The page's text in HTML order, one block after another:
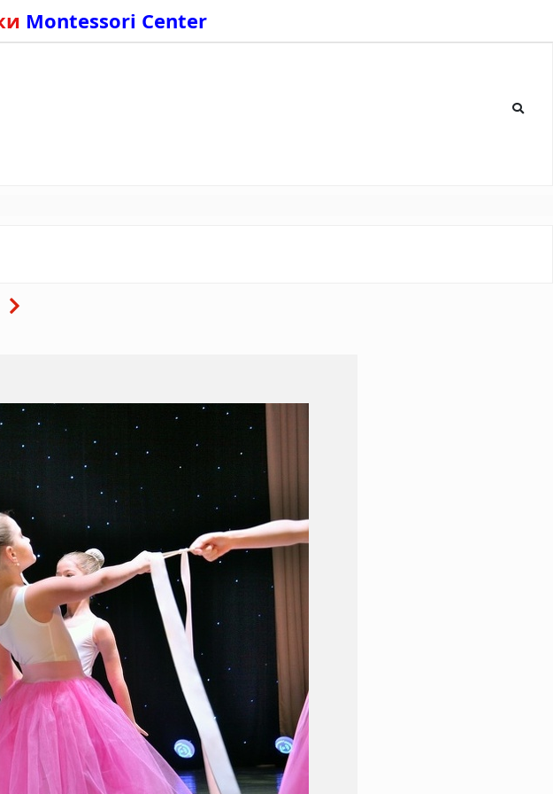
Montessori Center